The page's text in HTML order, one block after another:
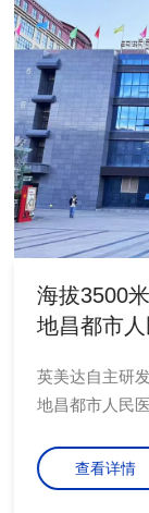
海拔3500
地昌都市
英美达自主研
地昌都市人民
充。
查看详情